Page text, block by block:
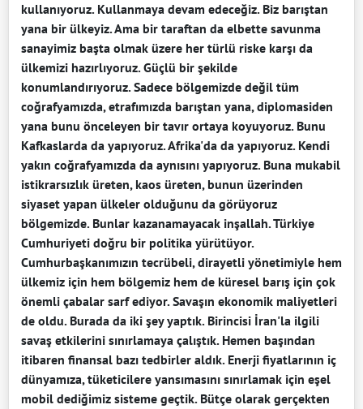
kullanıyoruz. Kullanmaya devam edeceğiz. Biz barıştan
yana bir ülkeyiz. Ama bir taraftan da elbette savunma
sanayimiz başta olmak üzere her türlü riske karşı da
ülkemizi hazırlıyoruz. Güçlü bir şekilde
konumlandırıyoruz. Sadece bölgemizde değil tüm
coğrafyamızda, etrafımızda barıştan yana, diplomasiden
yana bunu önceleyen bir tavır ortaya koyuyoruz. Bunu
Kafkaslarda da yapıyoruz. Afrika'da da yapıyoruz. Kendi
yakın coğrafyamızda da aynısını yapıyoruz. Buna mukabil
istikrarsızlık üreten, kaos üreten, bunun üzerinden
siyaset yapan ülkeler olduğunu da görüyoruz
bölgemizde. Bunlar kazanamayacak inşallah. Türkiye
Cumhuriyeti doğru bir politika yürütüyor.
Cumhurbaşkanımızın tecrübeli, dirayetli yönetimiyle hem
ülkemiz için hem bölgemiz hem de küresel barış için çok
önemli çabalar sarf ediyor. Savaşın ekonomik maliyetleri
de oldu. Burada da iki şey yaptık. Birincisi İran'la ilgili
savaş etkilerini sınırlamaya çalıştık. Hemen başından
itibaren finansal bazı tedbirler aldık. Enerji fiyatlarının iç
dünyamıza, tüketicilere yansımasını sınırlamak için eşel
mobil dediğimiz sisteme geçtik. Bütçe olarak gerçekten